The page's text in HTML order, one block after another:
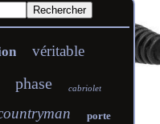
véritable
phase cabriolet
porte